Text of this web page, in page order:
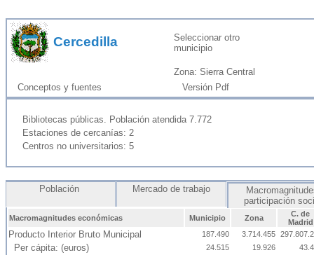
Cercedilla
Seleccionar otro
municipio
Zona: Sierra Central
Conceptos y fuentes
Versión Pdf
Bibliotecas públicas. Población atendida 7.772
Estaciones de cercanías: 2
Centros no universitarios: 5
Población Mercado de trabajo
participación
Macromagnitudes económicas Municipio Zona
C. de
Madrid
Producto Interior Bruto Municipal 187.490 3.714.455
Per cápita: (euros) 24.515 19.926